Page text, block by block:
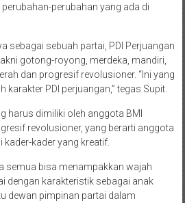
perubahan yang ada di
sebagai sebuah partai, PDI Perjuangan
gotong-royong, merdeka, mandiri,
dan progresif revolusioner. “Ini yang
karakter PDI perjuangan,” tegas Supit.
harus dimiliki oleh anggota BMI
revolusioner, yang berarti anggota
kader-kader yang kreatif.
semua bisa menampakkan wajah
dengan karakteristik sebagai anak
dewan pimpinan partai dalam